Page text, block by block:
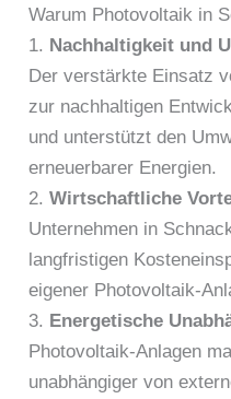
Warum Photovoltaik in
1. Nachhaltigkeit und
Der verstärkte Einsatz
zur nachhaltigen
und unterstützt den
erneuerbarer Energien.
2.Wirtschaftliche
Unternehmen in
langfristigen
eigener Photovoltaik-
3. Energetische
Photovoltaik-Anlagen
unabhängiger von